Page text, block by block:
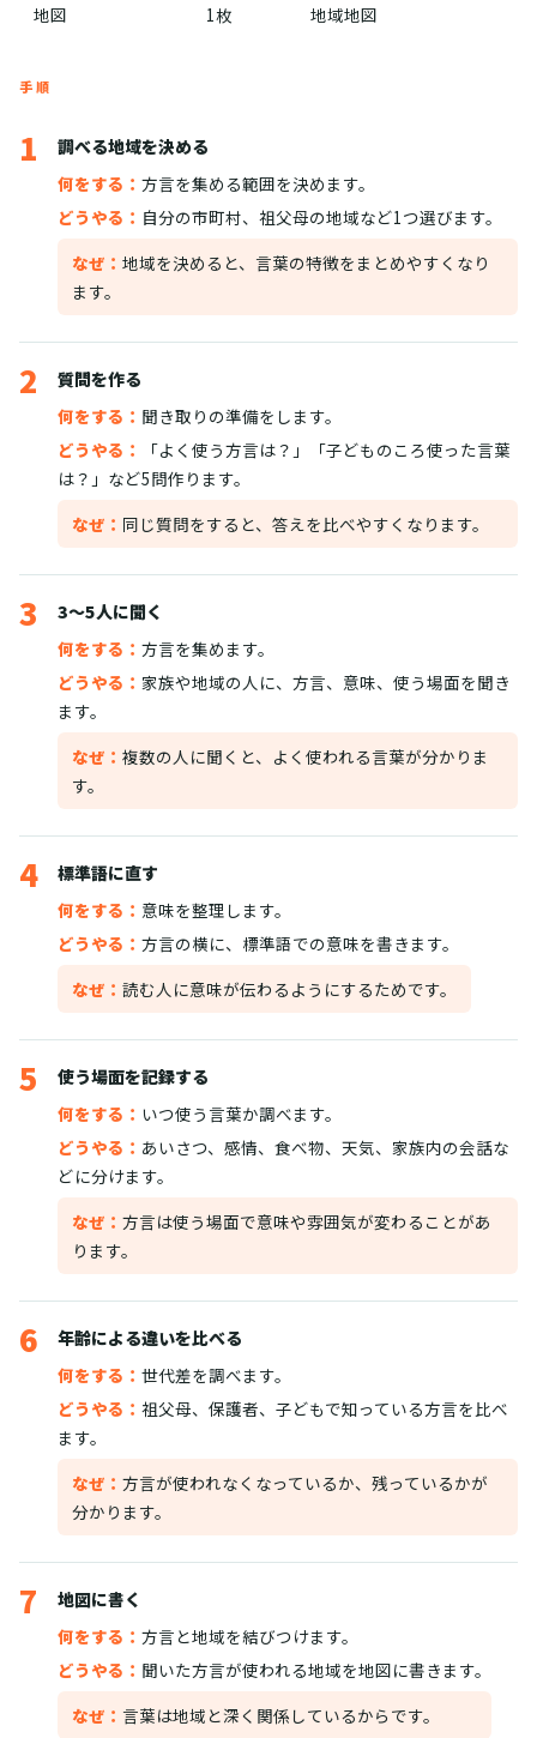
地図 1枚 地域地図
手順
1
調べる地域を決める
何をする： 方言を集める範囲を決めます。
どうやる： 自分の市町村、祖父母の地域など1つ選びます。
なぜ： 地域を決めると、言葉の特徴をまとめやすくなり
ます。
2
質問を作る
何をする： 聞き取りの準備をします。
どうやる：
「よく使う方言は？」「子どものころ使った言葉
は？」など5問作ります。
なぜ： 同じ質問をすると、答えを比べやすくなります。
3
3〜5人に聞く
何をする： 方言を集めます。
どうやる： 家族や地域の人に、方言、意味、使う場面を聞き
ます。
なぜ： 複数の人に聞くと、よく使われる言葉が分かりま
す。
4
標準語に直す
何をする： 意味を整理します。
どうやる： 方言の横に、標準語での意味を書きます。
なぜ： 読む人に意味が伝わるようにするためです。
5
使う場面を記録する
何をする： いつ使う言葉か調べます。
どうやる： あいさつ、感情、食べ物、天気、家族内の会話な
どに分けます。
なぜ： 方言は使う場面で意味や雰囲気が変わることがあ
ります。
6
年齢による違いを比べる
何をする： 世代差を調べます。
どうやる： 祖父母、保護者、子どもで知っている方言を比べ
ます。
なぜ： 方言が使われなくなっているか、残っているかが
分かります。
7
地図に書く
何をする： 方言と地域を結びつけます。
どうやる： 聞いた方言が使われる地域を地図に書きます。
なぜ： 言葉は地域と深く関係しているからです。